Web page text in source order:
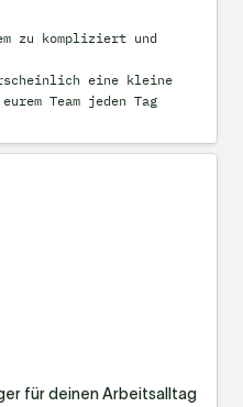
zu kompliziert und
eine kleine
Team jeden Tag
Changer für deinen
für deinen Arbeitsalltag